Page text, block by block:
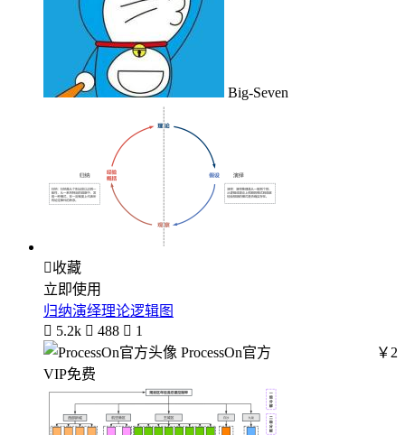
Big-Seven
收藏
立即使用
归纳演绎理论逻辑图
 5.2k  488  1
ProcessOn官方
￥2
VIP免费